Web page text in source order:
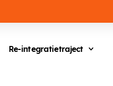
Re-integratietraject